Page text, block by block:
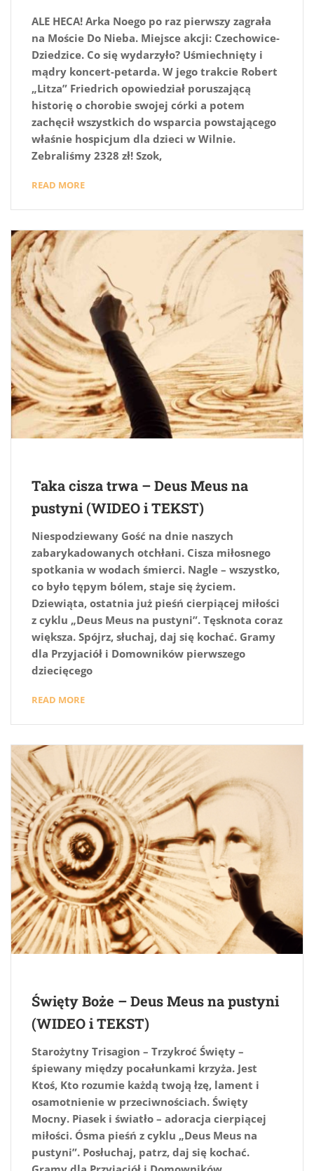
ALE HECA! Arka Noego po raz pierwszy zagrała
na Moście Do Nieba. Miejsce akcji: Czechowice-
Dziedzice. Co się wydarzyło? Uśmiechnięty i
mądry koncert-petarda. W jego trakcie Robert
„Litza” Friedrich opowiedział poruszającą
historię o chorobie swojej córki a potem
zachęcił wszystkich do wsparcia powstającego
właśnie hospicjum dla dzieci w Wilnie.
Zebraliśmy 2328 zł! Szok,
READ MORE
Taka cisza trwa – Deus Meus na
pustyni (WIDEO i TEKST)
Niespodziewany Gość na dnie naszych
zabarykadowanych otchłani. Cisza miłosnego
spotkania w wodach śmierci. Nagle – wszystko,
co było tępym bólem, staje się życiem.
Dziewiąta, ostatnia już pieśń cierpiącej miłości
z cyklu „Deus Meus na pustyni”. Tęsknota coraz
większa. Spójrz, słuchaj, daj się kochać. Gramy
dla Przyjaciół i Domowników pierwszego
dziecięcego
READ MORE
Święty Boże – Deus Meus na pustyni
(WIDEO i TEKST)
Starożytny Trisagion – Trzykroć Święty –
śpiewany między pocałunkami krzyża. Jest
Ktoś, Kto rozumie każdą twoją łzę, lament i
osamotnienie w przeciwnościach. Święty
Mocny. Piasek i światło – adoracja cierpiącej
miłości. Ósma pieśń z cyklu „Deus Meus na
pustyni”. Posłuchaj, patrz, daj się kochać.